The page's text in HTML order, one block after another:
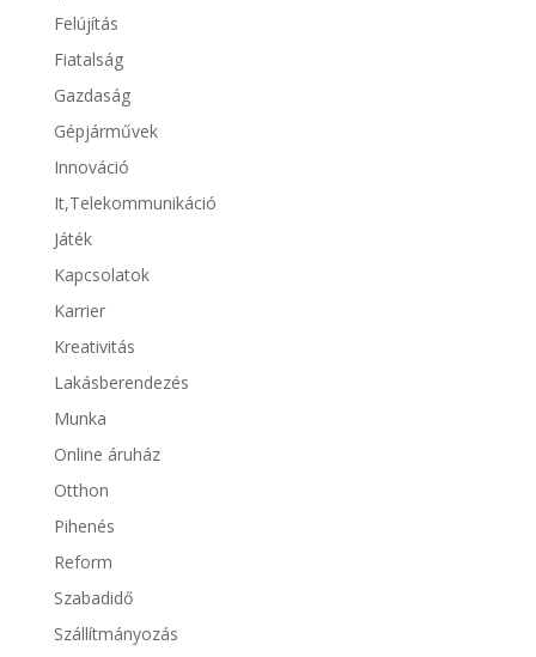
Felújítás
Fiatalság
Gazdaság
Gépjárművek
Innováció
It,Telekommunikáció
Játék
Kapcsolatok
Karrier
Kreativitás
Lakásberendezés
Munka
Online áruház
Otthon
Pihenés
Reform
Szabadidő
Szállítmányozás